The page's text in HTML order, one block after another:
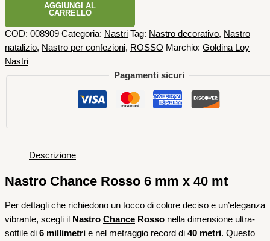
AGGIUNGI AL
CARRELLO
COD: 008909 Categoria: Nastri Tag: Nastro decorativo, Nastro
natalizio, Nastro per confezioni, ROSSO Marchio: Goldina Loy
Nastri
Pagamenti sicuri
Descrizione
Nastro Chance Rosso 6 mm x 40 mt
Per dettagli che richiedono un tocco di colore deciso e un’eleganza
vibrante, scegli il Nastro Chance Rosso nella dimensione ultra-
sottile di 6 millimetri e nel metraggio record di 40 metri. Questo